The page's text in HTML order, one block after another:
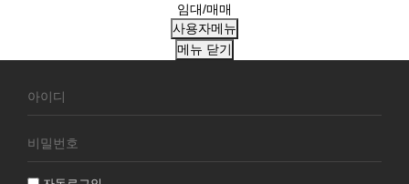
임대/매매
사용자메뉴
메뉴 닫기
원
그